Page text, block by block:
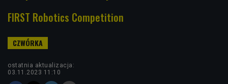
FIRST Robotics Competition
ostatnia aktualizacja:
03.11.2023 11:10